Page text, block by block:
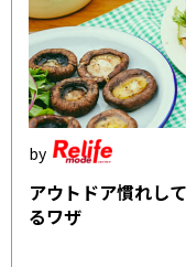
アウトドア慣れし
るワザ